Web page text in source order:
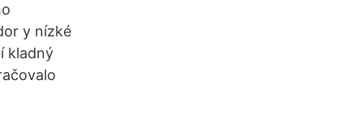
y nízké
kladný